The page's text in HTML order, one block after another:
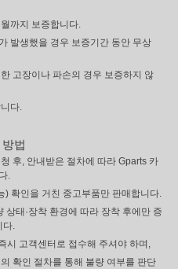
까지 보증합니다.
발생했을 경우 보증기간 동안 무상
고장이나 파손의 경우 보증하지 않
다.
법
후, 안내받은 절차에 따라 Gparts 카
.
) 확인을 거친 중고부품만 판매합니다.
상태·장착 환경에 따라 장착 후에만 증
다.
시 고객센터로 접수해 주셔야 하며,
확인 절차를 통해 불량 여부를 판단